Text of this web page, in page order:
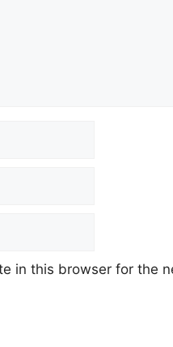
in this browser for the